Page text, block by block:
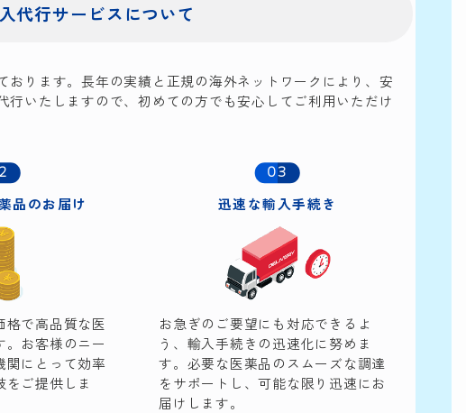
代行サービスについて
ります。長年の実績と正規の海外ネットワークにより、安
いたしますので、初めての方でも安心してご利用いただけ
品のお届け
格で高品質な医
。お客様のニー
関にとって効率
をご提供しま
03
迅速な輸入手続き
お急ぎのご要望にも対応できるよ
う、輸入手続きの迅速化に努めま
す。必要な医薬品のスムーズな調達
をサポートし、可能な限り迅速にお
届けします。